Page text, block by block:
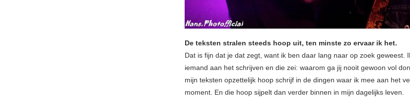
De teksten stralen steeds hoop uit, ten minste zo ervaar ik het.
Dat is fijn dat je dat zegt, want ik ben daar lang naar op zoek geweest.
iemand aan het schrijven en die zei: waarom ga jij nooit gewoon vol
mijn teksten opzettelijk hoop schrijf in de dingen waar ik mee aan het
moment. En die hoop sijpelt dan verder binnen in mijn dagelijks leven.